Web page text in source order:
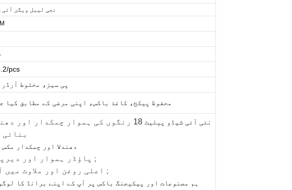
نجی لیبل ویگن
pcs
1 پی سیز، مخلوط
محفوظ پیکج، کاغذ باکس، اپنی مرضی کے مطابق کیا
نئی آئی شیڈو پیلیٹ
18 رنگوں کی ہموار چمکدار اور
بنائی
2)، دھندلا اور چمکدار مکس
پاؤڈر ہموار اور ;
اعلی روغن اور ملاوٹ میں ;